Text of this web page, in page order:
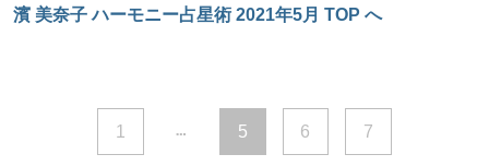
濱 美奈子 ハーモニー占星術 2021年5月 TOP へ
1 5 6 7